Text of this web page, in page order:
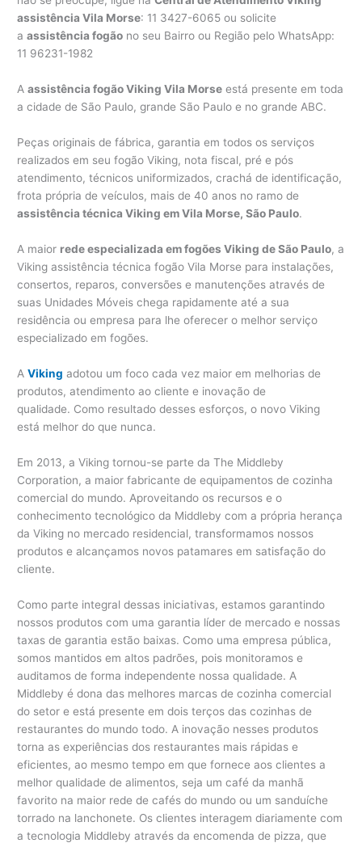
assistência Vila Morse: 11 3427-6065 ou solicite
aassistência fogão no seu Bairro ou Região pelo WhatsApp:
11 96231-1982
Aassistência fogão Viking Vila Morse está presente em toda
a cidade de São Paulo, grande São Paulo e no grande ABC.
Peças originais de fábrica, garantia em todos os serviços
realizados em seu fogão Viking, nota fiscal, pré e pós
atendimento, técnicos uniformizados, crachá de identificação,
frota própria de veículos, mais de 40 anos no ramo de
assistência técnica Viking em Vila Morse, São Paulo.
A maior rede especializada em fogões Viking de São Paulo, a
Viking assistência técnica fogão Vila Morse para instalações,
consertos, reparos, conversões e manutenções através de
suas Unidades Móveis chega rapidamente até a sua
residência ou empresa para lhe oferecer o melhor serviço
especializado em fogões.
AViking adotou um foco cada vez maior em melhorias de
produtos, atendimento ao cliente e inovação de
qualidade. Como resultado desses esforços, o novo Viking
está melhor do que nunca.
Em 2013, a Viking tornou-se parte da The Middleby
Corporation, a maior fabricante de equipamentos de cozinha
comercial do mundo. Aproveitando os recursos e o
conhecimento tecnológico da Middleby com a própria herança
da Viking no mercado residencial, transformamos nossos
produtos e alcançamos novos patamares em satisfação do
cliente.
Como parte integral dessas iniciativas, estamos garantindo
nossos produtos com uma garantia líder de mercado e nossas
taxas de garantia estão baixas. Como uma empresa pública,
somos mantidos em altos padrões, pois monitoramos e
auditamos de forma independente nossa qualidade. A
Middleby é dona das melhores marcas de cozinha comercial
do setor e está presente em dois terços das cozinhas de
restaurantes do mundo todo. A inovação nesses produtos
torna as experiências dos restaurantes mais rápidas e
eficientes, ao mesmo tempo em que fornece aos clientes a
melhor qualidade de alimentos, seja um café da manhã
favorito na maior rede de cafés do mundo ou um sanduíche
torrado na lanchonete. Os clientes interagem diariamente com
a tecnologia Middleby através da encomenda de pizza, que